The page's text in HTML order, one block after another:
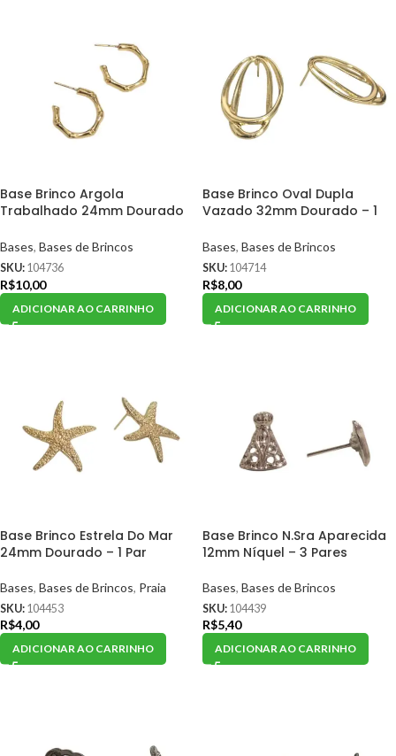
Base Brinco Argola
Trabalhado 24mm Dourado
Bases, Bases de Brincos
SKU: 104736
R$10,00
ADICIONAR AO CARRINHO
Base Brinco Oval Dupla
Vazado 32mm Dourado – 1
Bases, Bases de Brincos
SKU: 104714
R$8,00
ADICIONAR AO CARRINHO
Base Brinco Estrela Do Mar
24mm Dourado – 1 Par
Bases, Bases de Brincos, Praia
SKU: 104453
R$4,00
ADICIONAR AO CARRINHO
Base Brinco N.Sra Aparecida
12mm Níquel – 3 Pares
Bases, Bases de Brincos
SKU: 104439
R$5,40
ADICIONAR AO CARRINHO